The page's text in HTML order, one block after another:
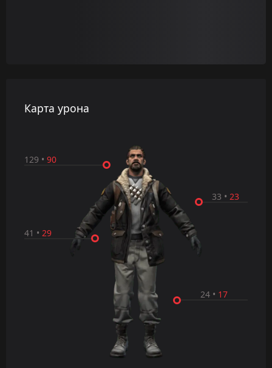
Карта урона
24 • 17
41 • 29
33 • 23
129 • 90